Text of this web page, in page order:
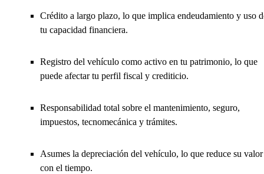
Crédito a largo plazo, lo que implica endeudamiento y uso
tu capacidad financiera.
Registro del vehículo como activo en tu patrimonio, lo que
puede afectar tu perfil fiscal y crediticio.
Responsabilidad total sobre el mantenimiento, seguro,
impuestos, tecnomecánica y trámites.
Asumes la depreciación del vehículo, lo que reduce su valor
con el tiempo.